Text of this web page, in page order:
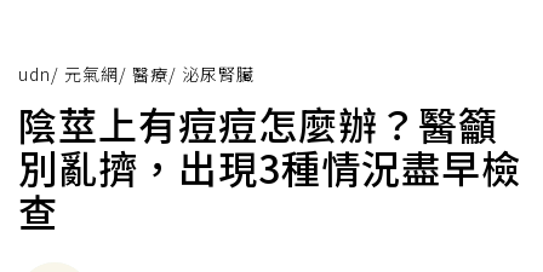
udn/ 元氣網/ 醫療/ 泌尿腎臟
陰莖上有痘痘怎麼辦？醫籲
別亂擠，出現3種情況盡早檢
查